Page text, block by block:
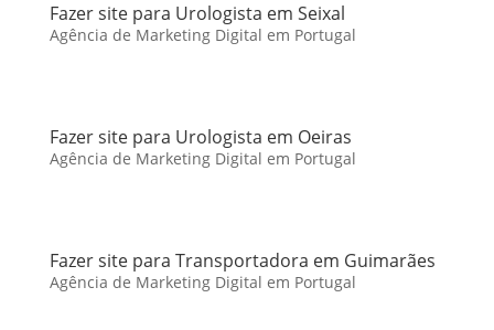
Fazer site para Urologista em Seixal
Agência de Marketing Digital em Portugal
Fazer site para Urologista em Oeiras
Agência de Marketing Digital em Portugal
Fazer site para Transportadora em Guimarães
Agência de Marketing Digital em Portugal